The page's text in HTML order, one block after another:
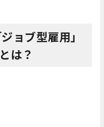
ョブ型雇用」
は？